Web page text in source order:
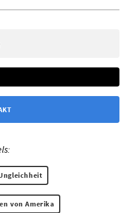
von Amerika